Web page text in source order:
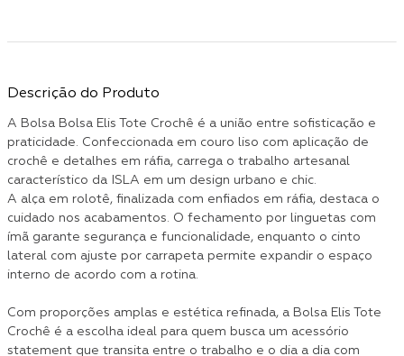
Descrição do Produto
A Bolsa Bolsa Elis Tote Crochê é a união entre sofisticação e
praticidade. Confeccionada em couro liso com aplicação de
crochê e detalhes em ráfia, carrega o trabalho artesanal
característico da ISLA em um design urbano e chic.
A alça em rolotê, finalizada com enfiados em ráfia, destaca o
cuidado nos acabamentos. O fechamento por linguetas com
ímã garante segurança e funcionalidade, enquanto o cinto
lateral com ajuste por carrapeta permite expandir o espaço
interno de acordo com a rotina.
Com proporções amplas e estética refinada, a Bolsa Elis Tote
Crochê é a escolha ideal para quem busca um acessório
statement que transita entre o trabalho e o dia a dia com